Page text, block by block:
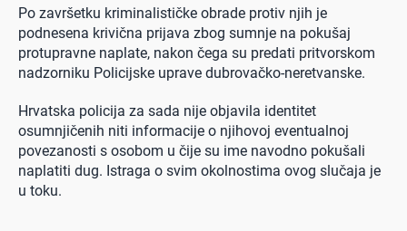
Po završetku kriminalističke obrade protiv njih je
podnesena krivična prijava zbog sumnje na pokušaj
protupravne naplate, nakon čega su predati pritvorskom
nadzorniku Policijske uprave dubrovačko-neretvanske.
Hrvatska policija za sada nije objavila identitet
osumnjičenih niti informacije o njihovoj eventualnoj
povezanosti s osobom u čije su ime navodno pokušali
naplatiti dug. Istraga o svim okolnostima ovog slučaja je
u toku.